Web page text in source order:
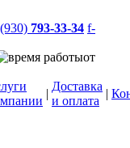
793-33-34 f-
от
|
Доставка
и оплата
|